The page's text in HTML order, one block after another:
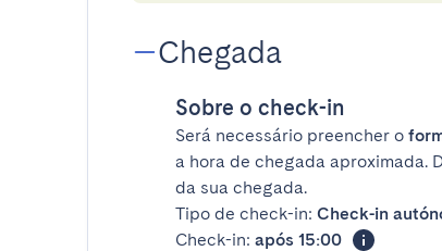
Chegada
Sobre o check-in
Será necessário preencher o
a hora de chegada aproximada.
da sua chegada.
Tipo de check-in: Check-in
Check-in: após 15:00